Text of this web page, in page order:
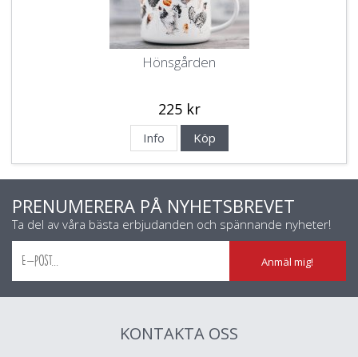
Hönsgården
225 kr
Info Köp
PRENUMERERA PÅ NYHETSBREVET
Ta del av våra bästa erbjudanden och spännande nyheter!
Anmäl mig!
KONTAKTA OSS